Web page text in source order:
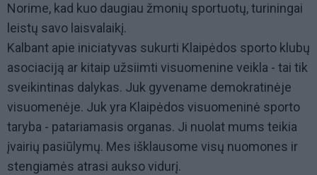
Norime, kad kuo daugiau žmonių sportuotų, turiningai
leistų savo laisvalaikį.
Kalbant apie iniciatyvas sukurti Klaipėdos sporto klubų
asociaciją ar kitaip užsiimti visuomenine veikla - tai tik
sveikintinas dalykas. Juk gyvename demokratinėje
visuomenėje. Juk yra Klaipėdos visuomeninė sporto
taryba - patariamasis organas. Ji nuolat mums teikia
įvairių pasiūlymų. Mes išklausome visų nuomones ir
stengiamės atrasi aukso vidurį.